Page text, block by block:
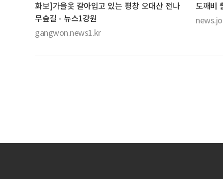
화보]가을옷 갈아입고 있는 평창 오대산 전나
무숲길 - 뉴스1강원
gangwon.news1.kr
도깨비